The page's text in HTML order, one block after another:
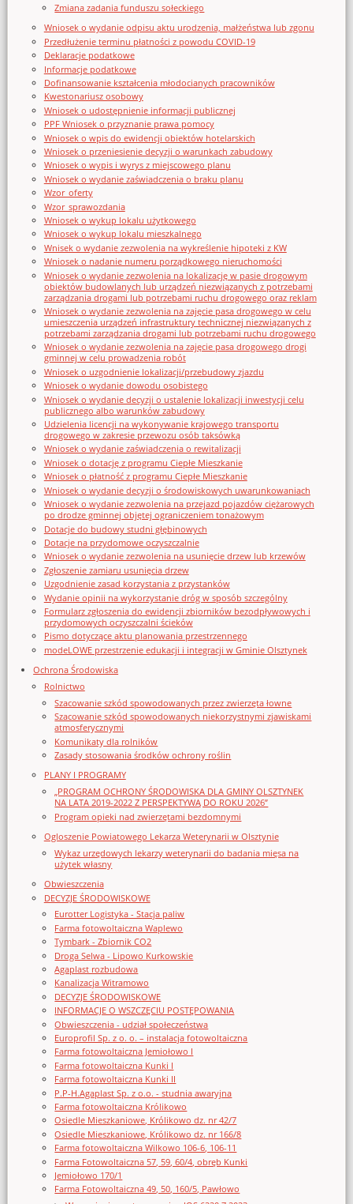
Zmiana zadania funduszu sołeckiego
Wniosek o wydanie odpisu aktu urodzenia, małżeństwa lub zgonu
Przedłużenie terminu płatności z powodu COVID-19
Deklaracje podatkowe
Informacje podatkowe
Dofinansowanie kształcenia młodocianych pracowników
Kwestonariusz osobowy
Wniosek o udostępnienie informacji publicznej
PPF Wniosek o przyznanie prawa pomocy
Wniosek o wpis do ewidencji obiektów hotelarskich
Wniosek o przeniesienie decyzji o warunkach zabudowy
Wniosek o wypis i wyrys z miejscowego planu
Wniosek o wydanie zaświadczenia o braku planu
Wzor_oferty
Wzor_sprawozdania
Wniosek o wykup lokalu użytkowego
Wniosek o wykup lokalu mieszkalnego
Wnisek o wydanie zezwolenia na wykreślenie hipoteki z KW
Wniosek o nadanie numeru porządkowego nieruchomości
Wniosek o wydanie zezwolenia na lokalizację w pasie drogowym
obiektów budowlanych lub urządzeń niezwiązanych z potrzebami
zarządzania drogami lub potrzebami ruchu drogowego oraz reklam
Wniosek o wydanie zezwolenia na zajęcie pasa drogowego w celu
umieszczenia urządzeń infrastruktury technicznej niezwiązanych z
potrzebami zarządzania drogami lub potrzebami ruchu drogowego
Wniosek o wydanie zezwolenia na zajęcie pasa drogowego drogi
gminnej w celu prowadzenia robót
Wniosek o uzgodnienie lokalizacji/przebudowy zjazdu
Wniosek o wydanie dowodu osobistego
Wniosek o wydanie decyzji o ustalenie lokalizacji inwestycji celu
publicznego albo warunków zabudowy
Udzielenia licencji na wykonywanie krajowego transportu
drogowego w zakresie przewozu osób taksówką
Wniosek o wydanie zaświadczenia o rewitalizacji
Wniosek o dotację z programu Ciepłe Mieszkanie
Wniosek o płatność z programu Ciepłe Mieszkanie
Wniosek o wydanie decyzji o środowiskowych uwarunkowaniach
Wniosek o wydanie zezwolenia na przejazd pojazdów ciężarowych
po drodze gminnej objętej ograniczeniem tonażowym
Dotacje do budowy studni głębinowych
Dotacje na przydomowe oczyszczalnie
Wniosek o wydanie zezwolenia na usunięcie drzew lub krzewów
Zgłoszenie zamiaru usunięcia drzew
Uzgodnienie zasad korzystania z przystanków
Wydanie opinii na wykorzystanie dróg w sposób szczególny
Formularz zgłoszenia do ewidencji zbiorników bezodpływowych i
przydomowych oczyszczalni ścieków
Pismo dotyczące aktu planowania przestrzennego
modeLOWE przestrzenie edukacji i integracji w Gminie Olsztynek
Ochrona Środowiska
Rolnictwo
Szacowanie szkód spowodowanych przez zwierzęta łowne
Szacowanie szkód spowodowanych niekorzystnymi zjawiskami
atmosferycznymi
Komunikaty dla rolników
Zasady stosowania środków ochrony roślin
PLANY I PROGRAMY
„PROGRAM OCHRONY ŚRODOWISKA DLA GMINY OLSZTYNEK
NA LATA 2019-2022 Z PERSPEKTYWĄ DO ROKU 2026”
Program opieki nad zwierzętami bezdomnymi
Ogloszenie Powiatowego Lekarza Weterynarii w Olsztynie
Wykaz urzędowych lekarzy weterynarii do badania mięsa na
użytek własny
Obwieszczenia
DECYZJE ŚRODOWISKOWE
Eurotter Logistyka - Stacja paliw
Farma fotowoltaiczna Waplewo
Tymbark - Zbiornik CO2
Droga Selwa - Lipowo Kurkowskie
Agaplast rozbudowa
Kanalizacja Witramowo
DECYZJE ŚRODOWISKOWE
INFORMACJE O WSZCZĘCIU POSTĘPOWANIA
Obwieszczenia - udział społeczeństwa
Europrofil Sp. z o. o. – instalacja fotowoltaiczna
Farma fotowoltaiczna Jemiołowo I
Farma fotowoltaiczna Kunki I
Farma fotowoltaiczna Kunki II
P.P-H.Agaplast Sp. z o.o. - studnia awaryjna
Farma fotowoltaiczna Królikowo
Osiedle Mieszkaniowe, Królikowo dz. nr 42/7
Osiedle Mieszkaniowe, Królikowo dz. nr 166/8
Farma fotowoltaiczna Wilkowo 106-6, 106-11
Farma Fotowoltaiczna 57, 59, 60/4, obręb Kunki
Jemiołowo 170/1
Farma Fotowoltaiczna 49, 50, 160/5, Pawłowo